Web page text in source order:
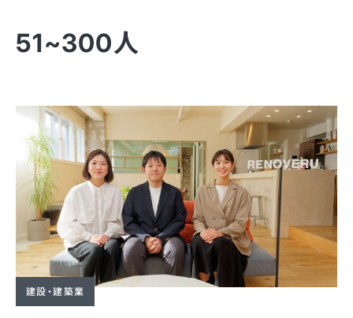
51~300人
建設・建築業